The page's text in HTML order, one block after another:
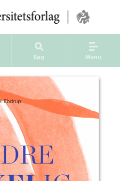
Søg Menu